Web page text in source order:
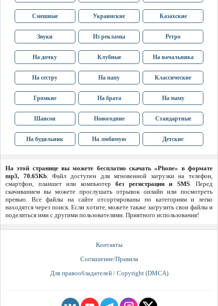
Смешные Украинские Казахские
Звуки Из рекламы Ретро
На дочку Клубные На начальника
На сестру На папу Классические
Громкие На брата На маму
Шансон Новогодние Стандартные
На будильник На любимую Детские
На этой странице вы можете бесплатно скачать «Phone» в формате
mp3, 70.65Kb. Файл доступен для мгновенной загрузки на телефон,
смартфон, планшет или компьютер без регистрации и SMS. Перед
скачиванием вы можете прослушать отрывок онлайн или посмотреть
превью. Все файлы на сайте отсортированы по категориям и легко
находятся через поиск. Если хотите, можете также загрузить свои файлы и
поделиться ими с другими пользователями. Приятного использования!
Контакты
Соглашение/Правила
Для правообладателей / Copyright (DMCA)